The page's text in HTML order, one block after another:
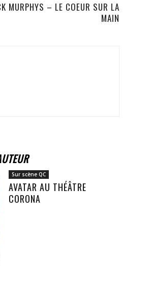
MURPHYS – LE COEUR SUR LA
MAIN
Sur scène QC
AVATAR AU THÉÂTRE
CORONA